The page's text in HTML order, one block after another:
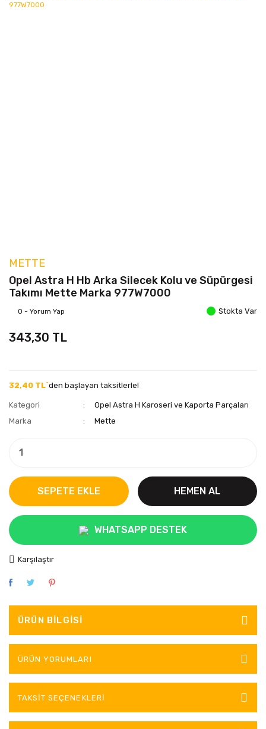
METTE
Opel Astra H Hb Arka Silecek Kolu ve Süpürgesi
Takımı Mette Marka 977W7000
0 - Yorum Yap Stokta Var
343,30 TL
32,40 TL`den başlayan taksitlerle!
Kategori
Opel Astra H Karoseri ve Kaporta Parçaları
Marka
Mette
SEPETE EKLE HEMEN AL
WHATSAPP DESTEK
Karşılaştır
ÜRÜN BILGISI
ÜRÜN YORUMLARI
TAKSIT SEÇENEKLERI